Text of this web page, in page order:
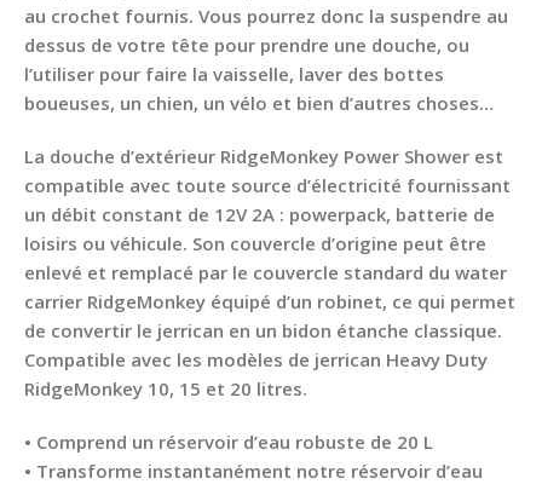
au crochet fournis. Vous pourrez donc la suspendre au
dessus de votre tête pour prendre une douche, ou
l’utiliser pour faire la vaisselle, laver des bottes
boueuses, un chien, un vélo et bien d’autres choses…
La douche d’extérieur RidgeMonkey Power Shower est
compatible avec toute source d’électricité fournissant
un débit constant de 12V 2A : powerpack, batterie de
loisirs ou véhicule. Son couvercle d’origine peut être
enlevé et remplacé par le couvercle standard du water
carrier RidgeMonkey équipé d’un robinet, ce qui permet
de convertir le jerrican en un bidon étanche classique.
Compatible avec les modèles de jerrican Heavy Duty
RidgeMonkey 10, 15 et 20 litres.
• Comprend un réservoir d’eau robuste de 20 L
• Transforme instantanément notre réservoir d’eau